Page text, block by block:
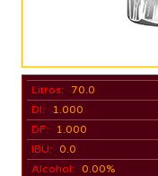
Litros: 70.0
DI:
1.000
DF:
1.000
IBU:
0.0
Alcohol:
0.00%